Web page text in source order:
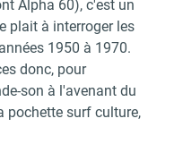
Alpha 60), c'est un
plait à interroger les
1950 à 1970.
donc, pour
son à l'avenant du
pochette surf culture,